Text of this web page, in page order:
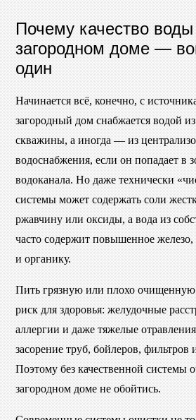
Почему качество
загородном доме —
один
Начинается всё, конечно, с
загородный дом снабжается водой
скважины, а иногда — из
водоснабжения, если он попадает в
водоканала. Но даже технически
системы может содержать соли
ржавчину или оксиды, а вода из
часто содержит повышенное железо,
и органику.
Пить грязную или плохо
риск для здоровья: желудочные
аллергии и даже тяжелые
засорение труб, бойлеров,
Поэтому без качественной системы
загородном доме не обойтись.